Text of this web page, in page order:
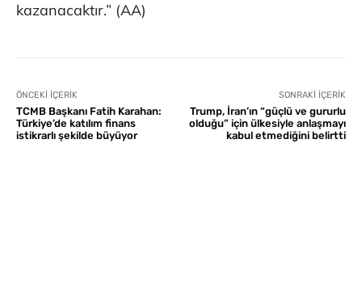
kazanacaktır.” (AA)
ÖNCEKI İÇERIK
TCMB Başkanı Fatih Karahan:
Türkiye’de katılım finans
istikrarlı şekilde büyüyor
SONRAKI İÇERIK
Trump, İran’ın “güçlü ve gururlu
olduğu” için ülkesiyle anlaşmayı
kabul etmediğini belirtti